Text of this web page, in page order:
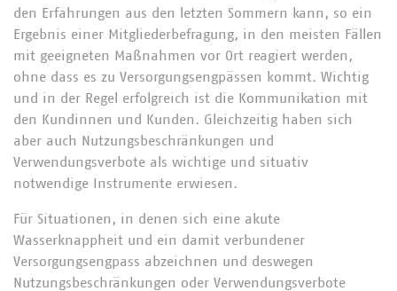
den Erfahrungen aus den letzten Sommern kann, so ein
Ergebnis einer Mitgliederbefragung, in den meisten Fällen
mit geeigneten Maßnahmen vor Ort reagiert werden,
ohne dass es zu Versorgungsengpässen kommt. Wichtig
und in der Regel erfolgreich ist die Kommunikation mit
den Kundinnen und Kunden. Gleichzeitig haben sich
aber auch Nutzungsbeschränkungen und
Verwendungsverbote als wichtige und situativ
notwendige Instrumente erwiesen.
Für Situationen, in denen sich eine akute
Wasserknappheit und ein damit verbundener
Versorgungsengpass abzeichnen und deswegen
Nutzungsbeschränkungen oder Verwendungsverbote